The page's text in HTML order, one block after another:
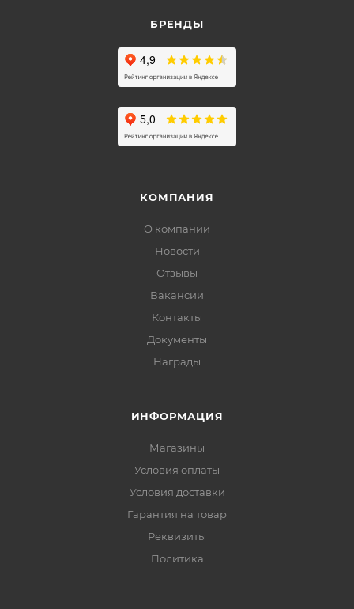
БРЕНДЫ
КОМПАНИЯ
О компании
Новости
Отзывы
Вакансии
Контакты
Документы
Награды
ИНФОРМАЦИЯ
Магазины
Условия оплаты
Условия доставки
Гарантия на товар
Реквизиты
Политика